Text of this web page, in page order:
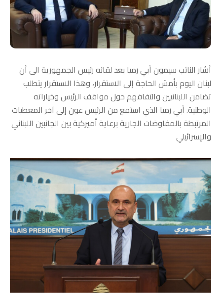
أشار النائب سيمون أبي رميا بعد لقائه رئيس الجمهورية الى أن
لبنان اليوم بأمسّ الحاجة إلى الاستقرار، وهذا الاستقرار يتطلب
تضامن اللبنانيين والتفافهم حول مواقف الرئيس وخياراته
الوطنية. أبي رميا الذي استمع من الرئيس عون إلى آخر المعطيات
المرتبطة بالمفاوضات الجارية برعاية أميركية بين الجانبين اللبناني
والإسرائيلي